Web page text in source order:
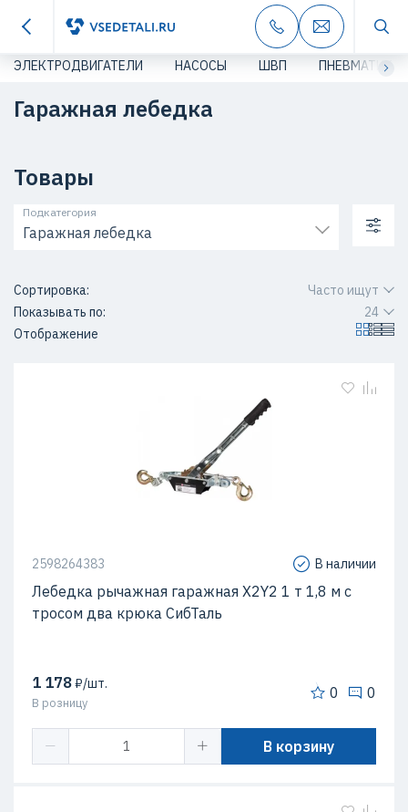
ЭЛЕКТРОДВИГАТЕЛИ НАСОСЫ ШВП ПНЕВМАТИКА
Гаражная лебедка
Товары
Гаражная лебедка
Подкатегория
Сортировка:
Часто ищут
Показывать по:
24
Отображение
2598264383 В наличии
Лебедка рычажная гаражная X2Y2 1 т 1,8 м с
тросом два крюка СибТаль
1 178₽/шт.
В розницу
0 0
В корзину